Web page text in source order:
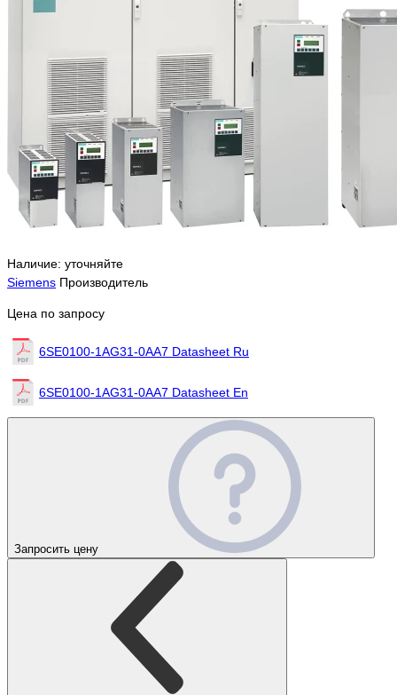
Наличие: уточняйте
Siemens Производитель
Цена по запросу
6SE0100-1AG31-0AA7 Datasheet Ru
6SE0100-1AG31-0AA7 Datasheet En
Запросить цену